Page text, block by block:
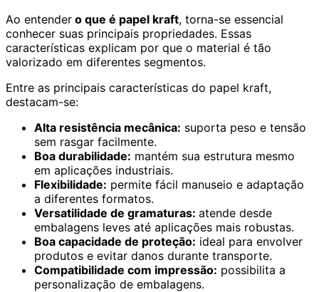
Ao entender o que é papel kraft, torna-se essencial
conhecer suas principais propriedades. Essas
características explicam por que o material é tão
valorizado em diferentes segmentos.
Entre as principais características do papel kraft,
destacam-se:
Alta resistência mecânica: suporta peso e tensão
sem rasgar facilmente.
Boa durabilidade: mantém sua estrutura mesmo
em aplicações industriais.
Flexibilidade: permite fácil manuseio e adaptação
a diferentes formatos.
Versatilidade de gramaturas: atende desde
embalagens leves até aplicações mais robustas.
Boa capacidade de proteção: ideal para envolver
produtos e evitar danos durante transporte.
Compatibilidade com impressão: possibilita a
personalização de embalagens.